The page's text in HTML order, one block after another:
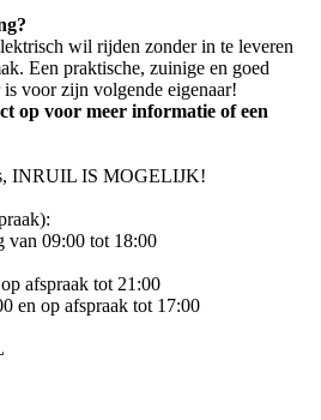
wil rijden zonder in te leveren
Een praktische, zuinige en goed
voor zijn volgende eigenaar!
op voor meer informatie of een
INRUIL IS MOGELIJK!
van 09:00 tot 18:00
afspraak tot 21:00
en op afspraak tot 17:00